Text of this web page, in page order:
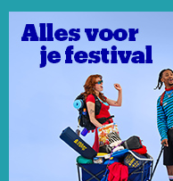
E
S
T
I
N